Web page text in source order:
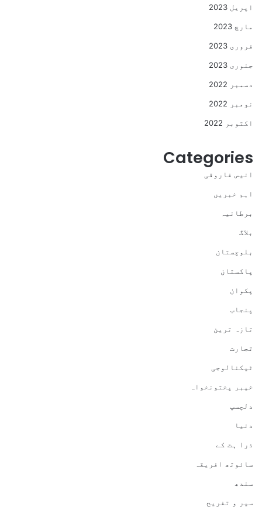
اپریل 2023
مارچ 2023
فروری 2023
جنوری 2023
دسمبر 2022
نومبر 2022
اکتوبر 2022
Categories
انیس فاروقی
اہم خبریں
برطانیہ
بلاگ
بلوچستان
پاکستان
پکوان
پنجاب
تازہ ترین
تجارت
ٹیکنالوجی
خیبر پختونخواہ
دلچسپ
دنیا
ذرا ہٹ کے
سائوتھ افریقہ
سندھ
سیر و تفریح